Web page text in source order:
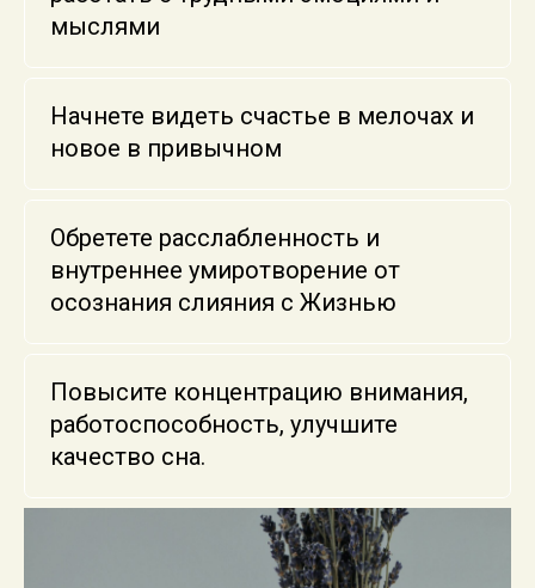
мыслями
Начнете видеть счастье в мелочах и
новое в привычном
Обретете расслабленность и
внутреннее умиротворение от
осознания слияния с Жизнью
Повысите концентрацию внимания,
работоспособность, улучшите
качество сна.